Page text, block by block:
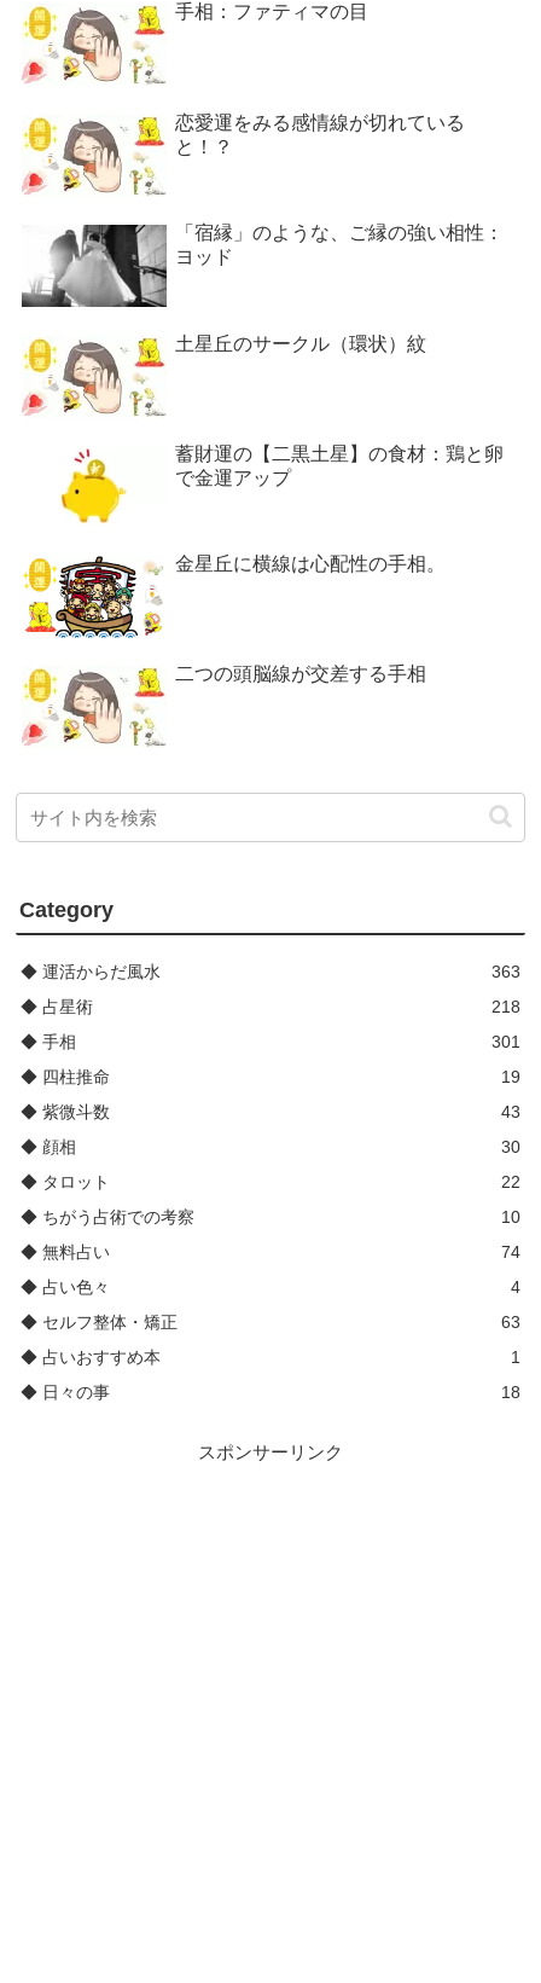
手相：ファティマの目
恋愛運をみる感情線が切れている
と！？
「宿縁」のような、ご縁の強い相性：
ヨッド
土星丘のサークル（環状）紋
蓄財運の【二黒土星】の食材：鶏と卵
で金運アップ
金星丘に横線は心配性の手相。
二つの頭脳線が交差する手相
Category
◆ 運活からだ風水
363
◆ 占星術
218
◆ 手相
301
◆ 四柱推命
19
◆ 紫微斗数
43
◆ 顔相
30
◆ タロット
22
◆ ちがう占術での考察
10
◆ 無料占い
74
◆ 占い色々
4
◆ セルフ整体・矯正
63
◆ 占いおすすめ本
1
◆ 日々の事
18
スポンサーリンク